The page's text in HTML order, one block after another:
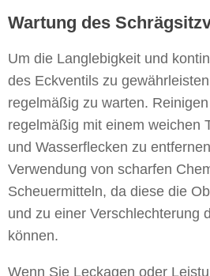
Wartung des
Um die Langlebigkeit und
des Eckventils zu
regelmäßig zu warten. Reinigen
regelmäßig mit einem weichen
und Wasserflecken zu
Verwendung von scharfen
Scheuermitteln, da diese die
und zu einer Verschlechterung
können.
Wenn Sie Leckagen oder